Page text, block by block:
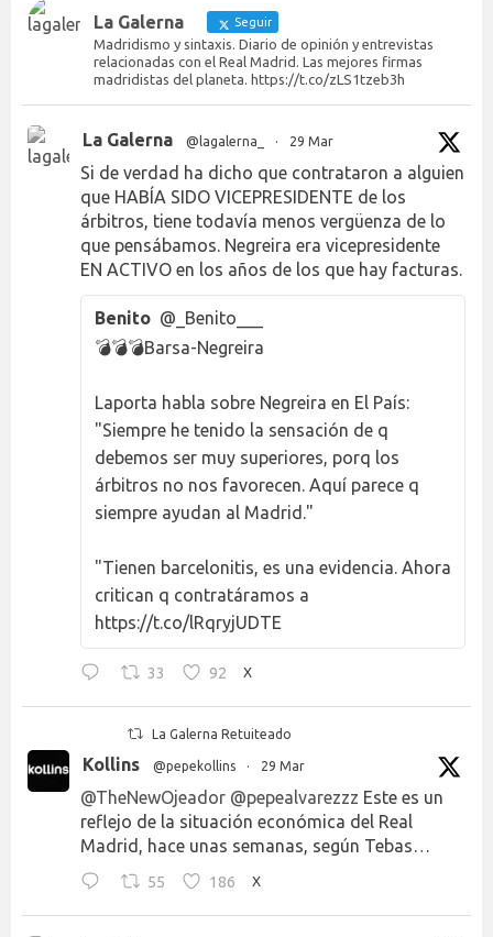
La Galerna Seguir
Madridismo y sintaxis. Diario de opinión y entrevistas
relacionadas con el Real Madrid. Las mejores firmas
madridistas del planeta. https://t.co/zLS1tzeb3h
La Galerna @lagalerna_ · 29 Mar
Si de verdad ha dicho que contrataron a alguien
que HABÍA SIDO VICEPRESIDENTE de los
árbitros, tiene todavía menos vergüenza de lo
que pensábamos. Negreira era vicepresidente
EN ACTIVO en los años de los que hay facturas.
Benito @_Benito___
💣💣💣Barsa-Negreira
Laporta habla sobre Negreira en El País:
"Siempre he tenido la sensación de q
debemos ser muy superiores, porq los
árbitros no nos favorecen. Aquí parece q
siempre ayudan al Madrid."
"Tienen barcelonitis, es una evidencia. Ahora
critican q contratáramos a
https://t.co/lRqryjUDTE
33 92 X
La Galerna Retuiteado
Kollins @pepekollins · 29 Mar
@TheNewOjeador @pepealvarezzz Este es un
reflejo de la situación económica del Real
Madrid, hace unas semanas, según Tebas…
55 186 X